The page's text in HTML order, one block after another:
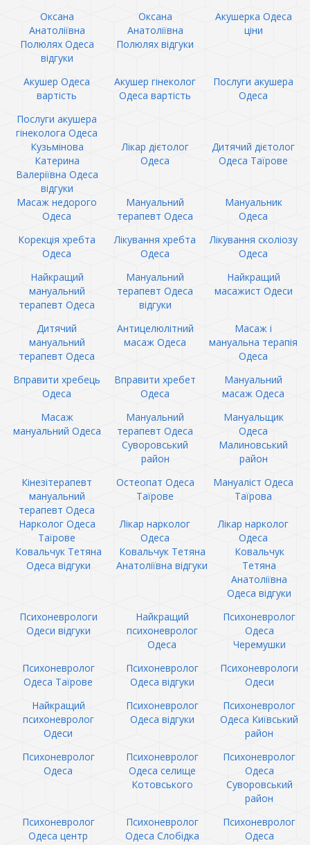
Оксана
Анатоліївна
Полюлях Одеса
відгуки
Оксана
Анатоліївна
Полюлях відгуки
Акушерка Одеса
ціни
Акушер Одеса
вартість
Акушер гінеколог
Одеса вартість
Послуги акушера
Одеса
Послуги акушера
гінеколога Одеса
Кузьмінова
Катерина
Валеріївна Одеса
відгуки
Лікар дієтолог
Одеса
Дитячий дієтолог
Одеса Таїрове
Масаж недорого
Одеса
Мануальний
терапевт Одеса
Мануальник
Одеса
Корекція хребта
Одеса
Лікування хребта
Одеса
Лікування сколіозу
Одеса
Найкращий
мануальний
терапевт Одеса
Мануальний
терапевт Одеса
відгуки
Найкращий
масажист Одеси
Дитячий
мануальний
терапевт Одеса
Антицелюлітний
масаж Одеса
Масаж і
мануальна терапія
Одеса
Вправити хребець
Одеса
Вправити хребет
Одеса
Мануальний
масаж Одеса
Масаж
мануальний Одеса
Мануальний
терапевт Одеса
Суворовський
район
Мануальщик
Одеса
Малиновський
район
Кінезітерапевт
мануальний
терапевт Одеса
Остеопат Одеса
Таїрове
Мануаліст Одеса
Таїрова
Нарколог Одеса
Таїрове
Лікар нарколог
Одеса
Лікар нарколог
Одеса
Ковальчук Тетяна
Одеса відгуки
Ковальчук Тетяна
Анатоліївна відгуки
Ковальчук
Тетяна
Анатоліївна
Одеса відгуки
Психоневрологи
Одеси відгуки
Найкращий
психоневролог
Одеса
Психоневролог
Одеса
Черемушки
Психоневролог
Одеса Таїрове
Психоневролог
Одеса відгуки
Психоневрологи
Одеси
Найкращий
психоневролог
Одеси
Психоневролог
Одеса відгуки
Психоневролог
Одеса Київський
район
Психоневролог
Одеса
Психоневролог
Одеса селище
Котовського
Психоневролог
Одеса
Суворовський
район
Психоневролог
Одеса центр
Психоневролог
Одеса Слобідка
Психоневролог
Одеса